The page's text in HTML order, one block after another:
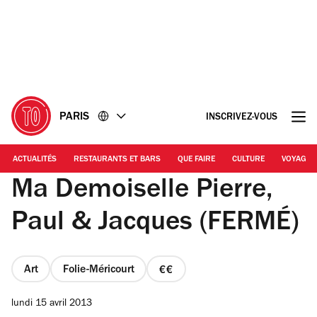
PARIS INSCRIVEZ-VOUS
ACTUALITÉS RESTAURANTS ET BARS QUE FAIRE CULTURE VOYAGE
Ma Demoiselle Pierre,
Paul & Jacques (FERMÉ)
Art Folie-Méricourt
prix
lundi 15 avril 2013